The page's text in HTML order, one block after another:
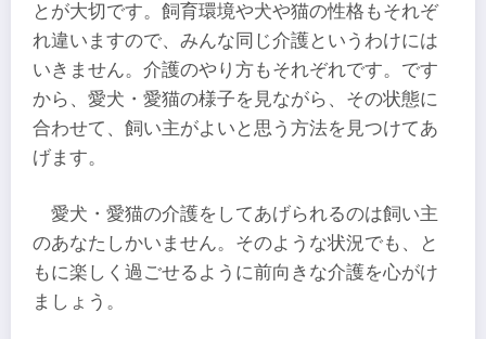
とが大切です。飼育環境や犬や猫の性格もそれぞ
れ違いますので、みんな同じ介護というわけには
いきません。介護のやり方もそれぞれです。です
から、愛犬・愛猫の様子を見ながら、その状態に
合わせて、飼い主がよいと思う方法を見つけてあ
げます。
愛犬・愛猫の介護をしてあげられるのは飼い主
のあなたしかいません。そのような状況でも、と
もに楽しく過ごせるように前向きな介護を心がけ
ましょう。